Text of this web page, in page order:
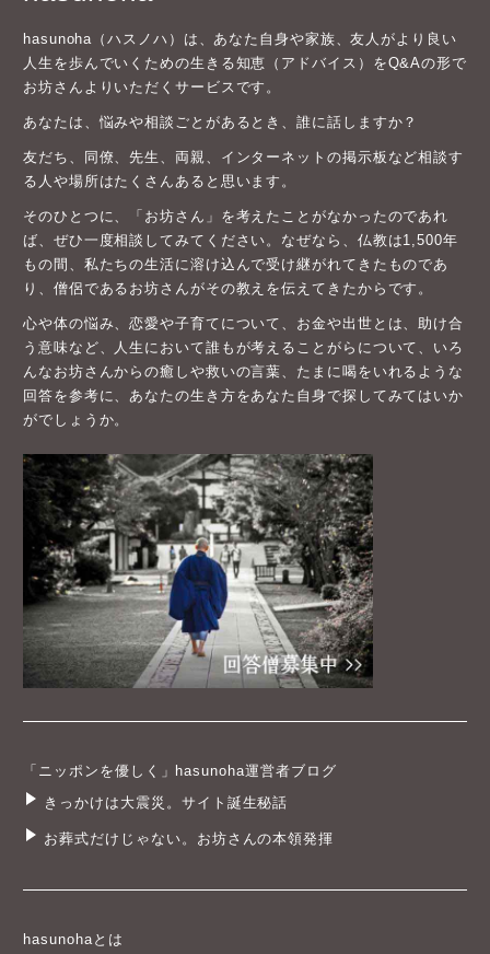
hasunoha（ハスノハ）は、あなた自身や家族、友人がより良い
人生を歩んでいくための生きる知恵（アドバイス）をQ&Aの形で
お坊さんよりいただくサービスです。
あなたは、悩みや相談ごとがあるとき、誰に話しますか？
友だち、同僚、先生、両親、インターネットの掲示板など相談す
る人や場所はたくさんあると思います。
そのひとつに、「お坊さん」を考えたことがなかったのであれ
ば、ぜひ一度相談してみてください。なぜなら、仏教は1,500年
もの間、私たちの生活に溶け込んで受け継がれてきたものであ
り、僧侶であるお坊さんがその教えを伝えてきたからです。
心や体の悩み、恋愛や子育てについて、お金や出世とは、助け合
う意味など、人生において誰もが考えることがらについて、いろ
んなお坊さんからの癒しや救いの言葉、たまに喝をいれるような
回答を参考に、あなたの生き方をあなた自身で探してみてはいか
がでしょうか。
「ニッポンを優しく」hasunoha運営者ブログ
きっかけは大震災。サイト誕生秘話
お葬式だけじゃない。お坊さんの本領発揮
hasunohaとは